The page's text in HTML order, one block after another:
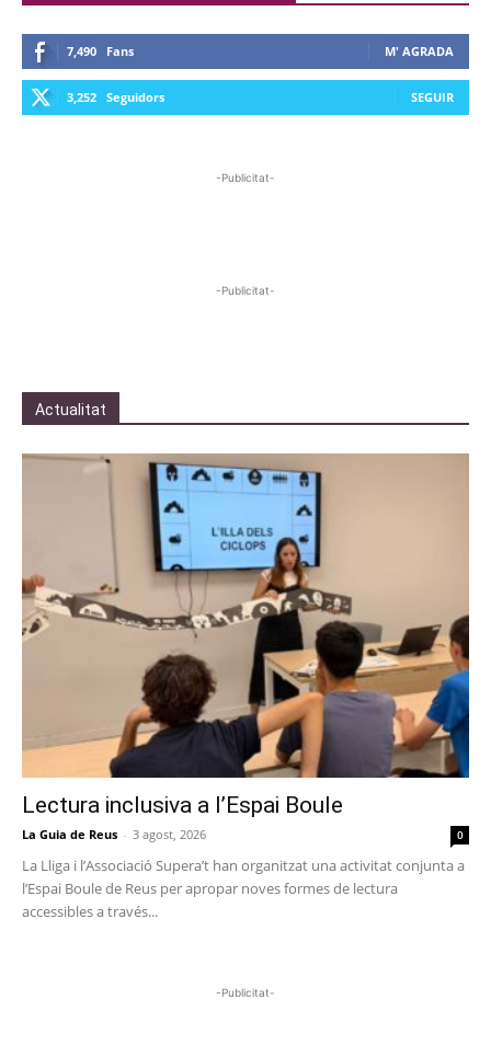
7,490 Fans M' AGRADA
3,252 Seguidors SEGUIR
-Publicitat-
-Publicitat-
Actualitat
Lectura inclusiva a l’Espai Boule
La Guia de Reus - 3 agost, 2026 0
La Lliga i l’Associació Supera’t han organitzat una activitat conjunta a
l’Espai Boule de Reus per apropar noves formes de lectura
accessibles a través...
-Publicitat-